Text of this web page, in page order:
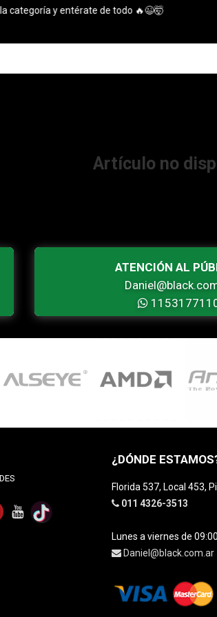
categoría y entérate de todo 🔥😉🤯
Artículo no
ATENCIÓN AL
¿DÓNDE
Florida 537, Local 453,
011 4326-3513
Lunes a viernes de
Daniel@black.com.ar